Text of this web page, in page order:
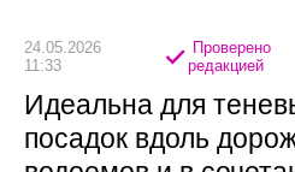
24.05.2026
11:33
Проверено
редакцией
Идеальна для
посадок вдоль